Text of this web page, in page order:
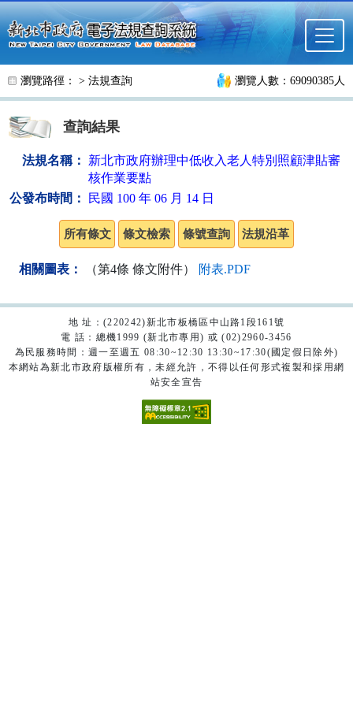
跳至主要內容
瀏覽路徑： > 法規查詢 瀏覽人數：69090385人
查詢結果
法規名稱：
新北市政府辦理中低收入老人特別照顧津貼審
核作業要點
公發布時間：
民國 100 年 06 月 14 日
相關圖表： （第4條 條文附件） 附表.PDF
地 址：(220242)新北市板橋區中山路1段161號
電 話：總機1999 (新北市專用) 或 (02)2960-3456
為民服務時間：週一至週五 08:30~12:30 13:30~17:30(國定假日除外)
本網站為新北市政府版權所有，未經允許，不得以任何形式複製和採用網
站安全宣告